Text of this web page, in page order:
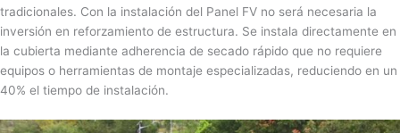
tradicionales. Con la instalación del Panel FV no será necesaria la
inversión en reforzamiento de estructura. Se instala directamente en
la cubierta mediante adherencia de secado rápido que no requiere
equipos o herramientas de montaje especializadas, reduciendo en un
40% el tiempo de instalación.